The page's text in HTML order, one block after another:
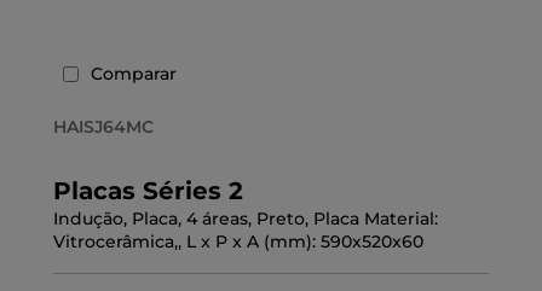
Comparar
HAISJ64MC
Placas Séries 2
Indução, Placa, 4 áreas, Preto, Placa Material:
Vitrocerâmica,, L x P x A (mm): 590x520x60